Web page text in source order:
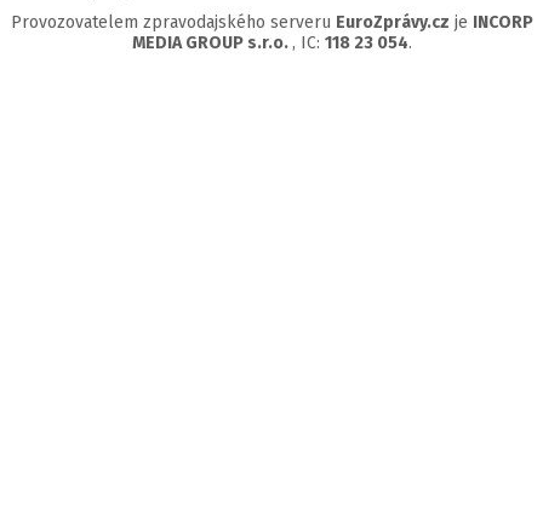
Provozovatelem zpravodajského serveru EuroZprávy.cz je INCORP
MEDIA GROUP s.r.o. , IC: 118 23 054.